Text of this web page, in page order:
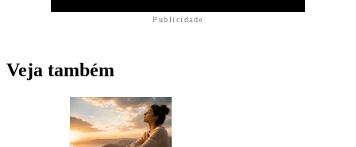
Publicidade
Veja também